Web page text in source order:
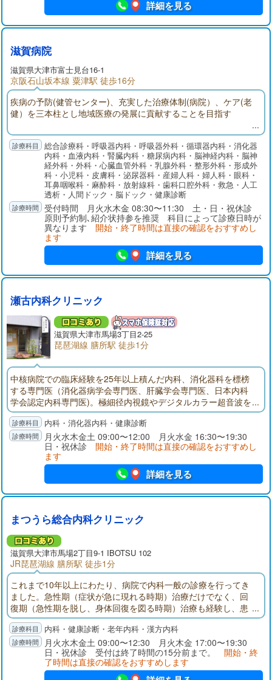
詳細を見る
滋賀病院
滋賀県大津市富士見台16-1
京阪石山坂本線 粟津駅 徒歩16分
疾病の予防(健管センター)、充実した治療体制(病院）、ケア(老
健）を三本柱とし地域医療の発展に貢献することを目指す
総合診療科・呼吸器内科・呼吸器外科・循環器内科・消化器
内科・血液内科・腎臓内科・糖尿病内科・脳神経内科・脳神
経外科・外科・心臓血管外科・乳腺外科・整形外科・形成外
科・小児科・皮膚科・泌尿器科・産婦人科・婦人科・眼科・
耳鼻咽喉科・麻酔科・放射線科・歯科口腔外科・救急・人工
透析・人間ドック・脳ドック・健康診断
受付時間 月火水木金 08:30〜11:30 土・日・祝休診
原則予約制､紹介状持参を推奨 科目によって診療日時が
異なります 開始・終了時間は直接の確認をおすすめし
ます
詳細を見る
瀬古内科クリニック
滋賀県大津市馬場3丁目2-25
琵琶湖線 膳所駅 徒歩1分
中核病院での臨床経験を25年以上積んだ内科、消化器科を標榜
する専門医（消化器病学会専門医、肝臓学会専門医、日本内科
学会認定内科専門医)。極細径内視鏡やデジタルカラー超音波を
使用しての胃、腸、肝臓など腹部疾患の専門的な診断治療を得
意とする。一方、高血圧、糖尿病、喘息、アレルギー疾患など
多彩な病気に対応できる診断治療技能を保証する内科学会認定
内科専門医も併せ持ち地域のホームドクターとしても貢献して
内科・消化器内科・健康診断
月火水木金土 09:00〜12:00 月火水金 16:30〜19:30
日・祝休診 開始・終了時間は直接の確認をおすすめし
ます
詳細を見る
まつうら総合内科クリニック
滋賀県大津市馬場2丁目9-1 IBOTSU 102
JR琵琶湖線 膳所駅 徒歩1分
これまで10年以上にわたり、病院で内科一般の診療を行ってき
ました。急性期（症状が急に現れる時期）治療だけでなく、回
復期（急性期を脱し、身体回復を図る時期）治療も経験し、患
者様の抱える疾患の治療のみならず、ADL（日常生活動作）やQ
OL（生活の質）改善のための生活指導や治療の重要性を痛感し
ております。お悩みのことがあれば、遠慮なく当クリニックに
お越し下さい。丁寧な説明を心掛け、治療内容を相談させて頂
内科・健康診断・老年内科・漢方内科
月火水木金土 09:00〜12:30 月火木金 17:00〜19:30
日・祝休診 受付は終了時間の15分前まで。 開始・終
了時間は直接の確認をおすすめします